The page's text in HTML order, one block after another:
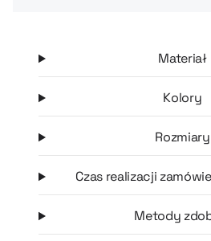
Materiał
Kolory
Rozmiary
Czas realizacji
Metody